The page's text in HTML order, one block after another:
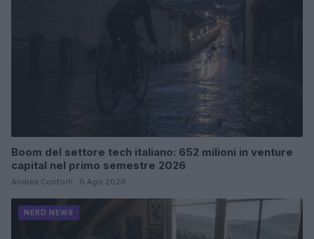
Boom del settore tech italiano: 652 milioni in venture
capital nel primo semestre 2026
Andrea Conforti · 6 Ago 2026
NERD NEWS